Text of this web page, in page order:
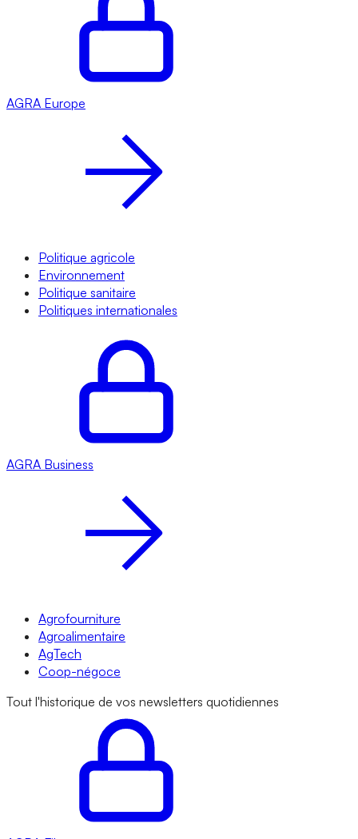
AGRA Europe
Politique agricole
Environnement
Politique sanitaire
Politiques internationales
AGRA Business
Agrofourniture
Agroalimentaire
AgTech
Coop-négoce
Tout l'historique de vos newsletters quotidiennes